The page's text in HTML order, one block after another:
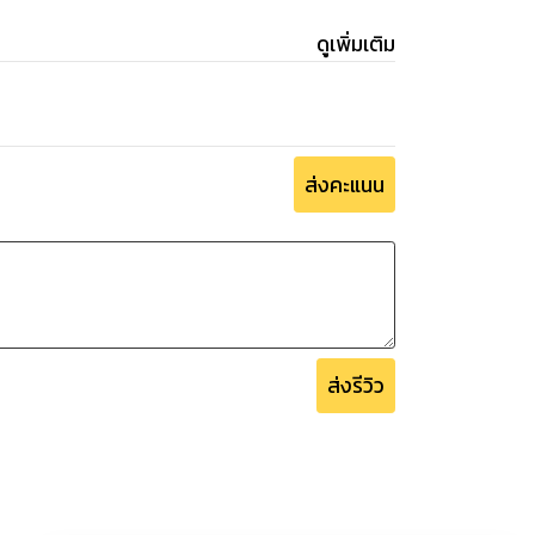
ดูเพิ่มเติม
ส่งคะแนน
ส่งรีวิว